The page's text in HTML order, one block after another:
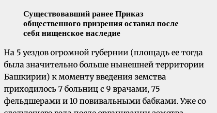
Существовавший ранее Приказ
общественного призрения оставил после
себя нищенское наследие
На 5 уездов огромной губернии (площадь ее тогда
была значительно больше нынешней территории
Башкирии) к моменту введения земства
приходилось 7 больниц с 9 врачами, 75
фельдшерами и 10 повивальными бабками. Уже со